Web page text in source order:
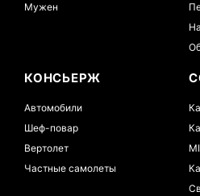
Мужен
КОНСЬЕРЖ
Автомобили
Шеф-повар
Вертолет
Частные самолеты